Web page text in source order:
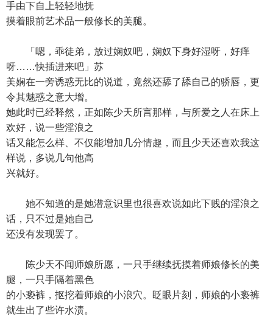
手由下自上轻轻地抚
摸着眼前艺术品一般修长的美腿。
「嗯，乖徒弟，放过娴奴吧，娴奴下身好湿呀，好痒
呀……快插进来吧」苏
美娴在一旁诱惑无比的说道，竟然还舔了舔自己的骄唇，更
令其魅惑之意大增。
她此时已经释然，正如陈少天所言那样，与所爱之人在床上
欢好，说一些淫浪之
话又能怎么样、不仅能增加几分情趣，而且少天还喜欢我这
样说，多说几句他高
兴就好。
她不知道的是她潜意识里也很喜欢说如此下贱的淫浪之
话，只不过是她自己
还没有发现罢了。
陈少天不闻师娘所愿，一只手继续抚摸着师娘修长的美
腿，一只手隔着黑色
的小亵裤，抠挖着师娘的小浪穴。眨眼片刻，师娘的小亵裤
就生出了些许水渍。